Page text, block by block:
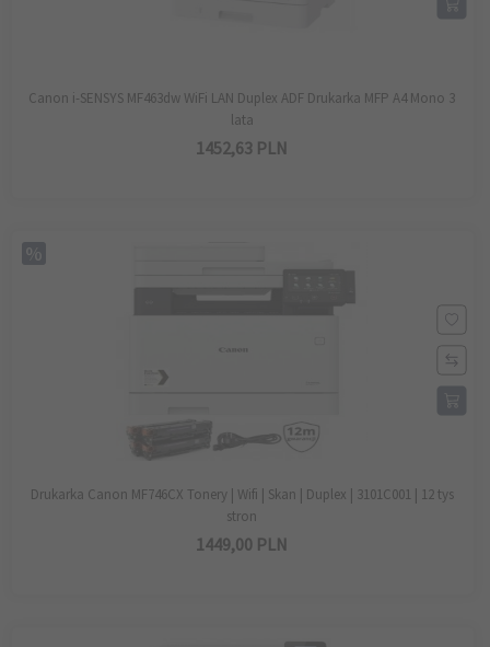
Canon i-SENSYS MF463dw WiFi LAN Duplex ADF Drukarka MFP A4 Mono 3
lata
1452,63 PLN
Drukarka Canon MF746CX Tonery | Wifi | Skan | Duplex | 3101C001 | 12 tys
stron
1449,00 PLN